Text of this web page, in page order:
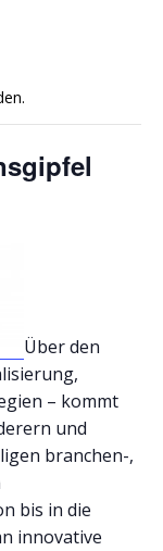
Über den
– kommt
und
branchen-,
bis in die
innovative